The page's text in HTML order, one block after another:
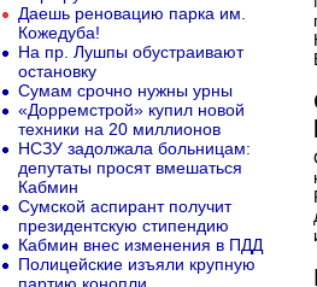
Даешь реновацию парка им.
Кожедуба!
На пр. Лушпы обустраивают
остановку
Сумам срочно нужны урны
«Дорремстрой» купил новой
техники на 20 миллионов
НСЗУ задолжала больницам:
депутаты просят вмешаться
Кабмин
Сумской аспирант получит
президентскую стипендию
Кабмин внес изменения в ПДД
Полицейские изъяли крупную